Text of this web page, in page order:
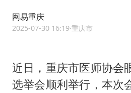
浙江台州
女主硬加
网易重庆
2025-07-30 16:19·重庆市
近日，重庆市医师协会
选举会顺利举行，本次